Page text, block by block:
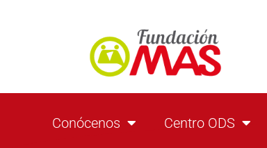
Conócenos Centro ODS